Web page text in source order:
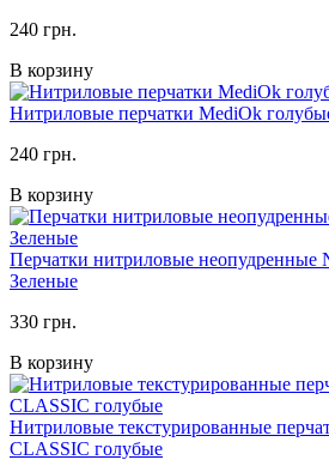
240 грн.
В корзину
Нитриловые перчатки MediOk
240 грн.
В корзину
Перчатки нитриловые неопудренные
Зеленые
330 грн.
В корзину
Нитриловые текстурированные
CLASSIC голубые